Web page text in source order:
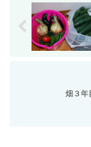
畑３年